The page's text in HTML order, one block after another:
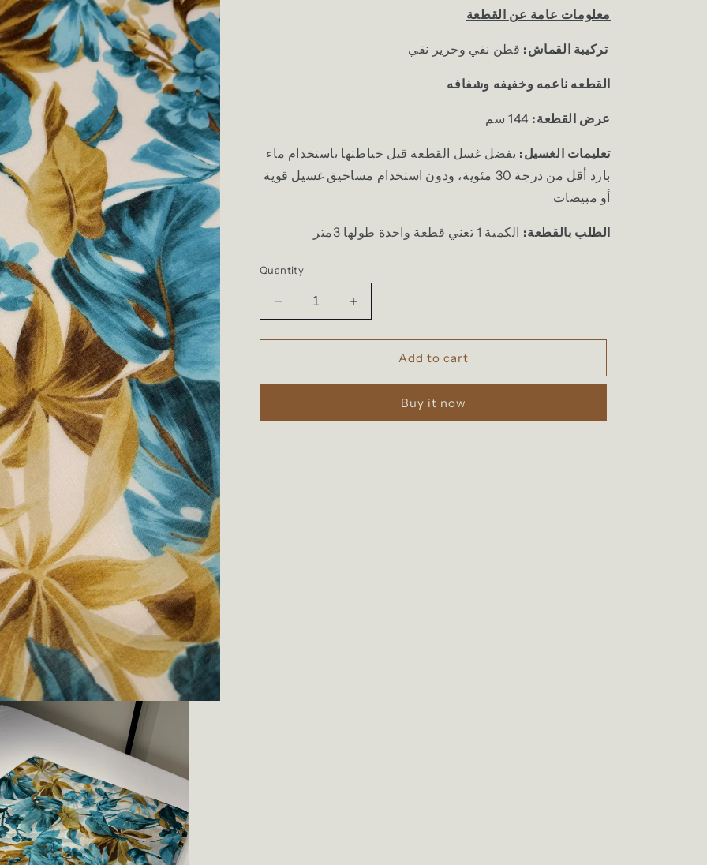
معلومات عامة عن القطعة
تركيبة القماش:قطن نقي وحرير نقي
القطعه ناعمه وخفيفه وشفافه
عرض القطعة:
تعليمات الغسيل: يفضل غسل القطعة قبل خياطتها باستخدام ماء
بارد أقل من درجة 30 مئوية، ودون استخدام مساحيق غسيل قوية
أو مبيضات
الطلب بالقطعة: الكمية 1 تعني قطعة واحدة طولها 3متر
Quantity
Decrease
quantity
for
CSV4
حرير
Increase
quantity
for
CSV4
حرير
Add to cart
Buy it now